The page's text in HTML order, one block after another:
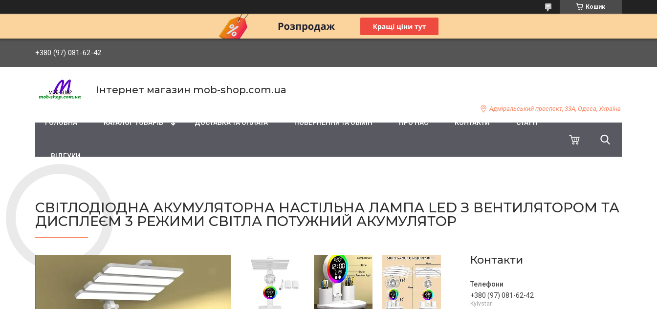
Кошик
+380 (97) 081-62-42
Інтернет магазин mob-shop.com.ua
Адміральський проспект, 33А, Одеса, Україна
ГОЛОВНА КАТАЛОГ ТОВАРІВ ДОСТАВКА ТА ОПЛАТА ПОВЕРНЕННЯ ТА ОБМІН ПРО НАС КОНТАКТИ СТАТТІ
ВІДГУКИ
СВІТЛОДІОДНА АКУМУЛЯТОРНА НАСТІЛЬНА ЛАМПА LED З ВЕНТИЛЯТОРОМ ТА
ДИСПЛЕЄМ 3 РЕЖИМИ СВІТЛА ПОТУЖНИЙ АКУМУЛЯТОР
Контакти
+380 (97) 081-62-42
Kyivstar